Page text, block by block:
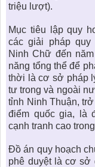
triệu lượt).
Mục tiêu lập quy
các giải pháp quy
Ninh Chữ đến
năng tổng thể để
thời là cơ sở pháp
tư trong và ngoài
tỉnh Ninh Thuận,
điểm quốc gia, là
cạnh tranh cao
Đồ án quy hoạch
phê duyệt là cơ sở